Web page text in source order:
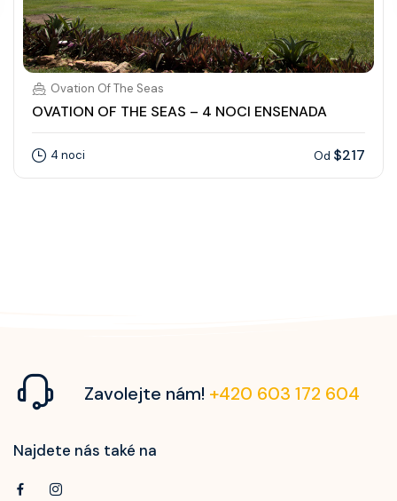
Ovation Of The Seas
OVATION OF THE SEAS – 4 NOCI ENSENADA
4 noci Od $217
Zavolejte nám! +420 603 172 604
Najdete nás také na